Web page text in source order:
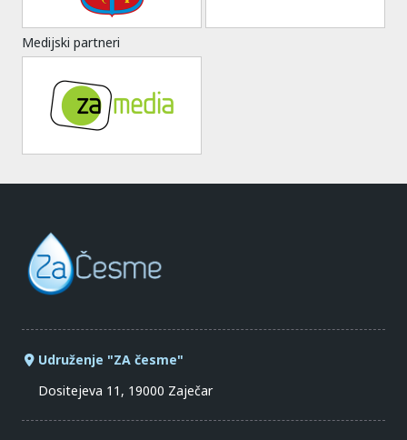
Medijski partneri
Udruženje "ZA česme"
Dositejeva 11, 19000 Zaječar